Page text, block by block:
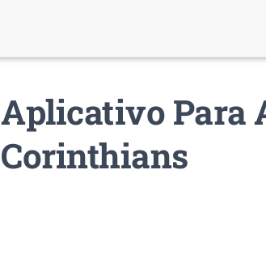
Aplicativo Para
Corinthians